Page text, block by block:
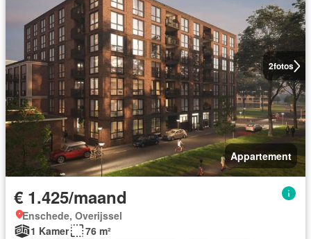
2fotos
Appartement
€ 1.425/maand
Enschede, Overijssel
1 Kamer
76 m²